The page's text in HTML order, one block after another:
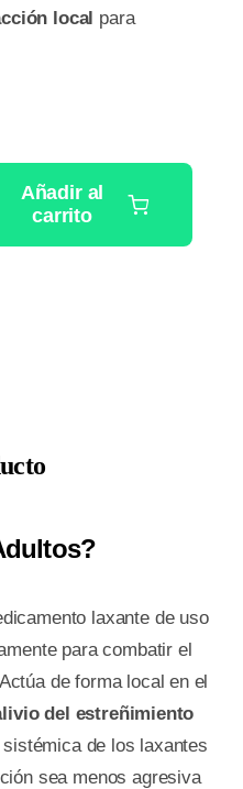
local para
Añadir al
carrito
laxante de uso
para combatir el
de forma local en el
del estreñimiento
de los laxantes
sea menos agresiva